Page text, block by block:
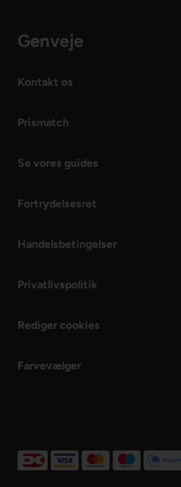
Genveje
Kontakt os
Prismatch
Se vores guides
Fortrydelsesret
Handelsbetingelser
Privatlivspolitik
Rediger cookies
Farvevælger